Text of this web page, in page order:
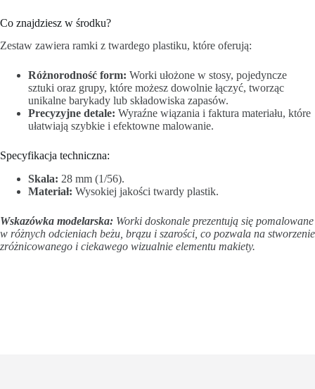
Co znajdziesz w środku?
Zestaw zawiera ramki z twardego plastiku, które oferują:
Różnorodność form: Worki ułożone w stosy, pojedyncze
sztuki oraz grupy, które możesz dowolnie łączyć, tworząc
unikalne barykady lub składowiska zapasów.
Precyzyjne detale: Wyraźne wiązania i faktura materiału, które
ułatwiają szybkie i efektowne malowanie.
Specyfikacja techniczna:
Skala: 28 mm (1/56).
Materiał: Wysokiej jakości twardy plastik.
Wskazówka modelarska: Worki doskonale prezentują się pomalowane
w różnych odcieniach beżu, brązu i szarości, co pozwala na stworzenie
zróżnicowanego i ciekawego wizualnie elementu makiety.